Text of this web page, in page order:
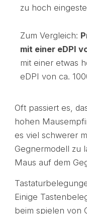
zu hoch
Zum Vergleich:
mit einer eDPI
mit einer etwas
eDPI von ca.
Oft passiert es,
hohen
es viel schwerer
Gegnermodell zu
Maus auf dem
Einige
beim spielen von